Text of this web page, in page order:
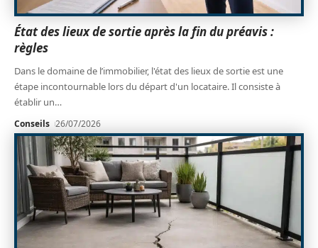
État des lieux de sortie après la fin du préavis :
règles
Dans le domaine de l’immobilier, l'état des lieux de sortie est une
étape incontournable lors du départ d'un locataire. Il consiste à
établir un…
Conseils 26/07/2026